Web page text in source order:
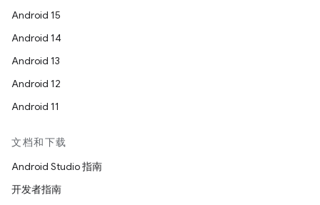
Android 15
Android 14
Android 13
Android 12
Android 11
文档和下载
Android Studio 指南
开发者指南